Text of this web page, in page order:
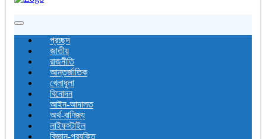
Toggle
navigationপ্রচ্ছদ
জাতীয়
রাজনীতি
আন্তর্জাতিক
খেলাধূলা
বিনোদন
আইন-আদালত
অর্থ-বাণিজ্য
লাইফস্টাইল
বিজ্ঞান-প্রযুক্তি